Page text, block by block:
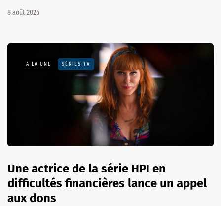
8 août 2026
A LA UNE SÉRIES TV
Une actrice de la série HPI en
difficultés financières lance un appel
aux dons